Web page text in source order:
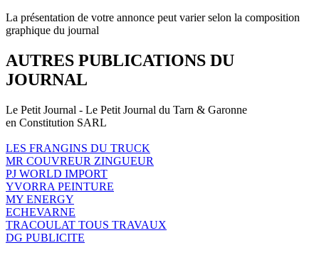
La présentation de votre annonce peut varier selon la composition
graphique du journal
AUTRES PUBLICATIONS DU
JOURNAL
Le Petit Journal - Le Petit Journal du Tarn & Garonne
en Constitution SARL
LES FRANGINS DU TRUCK
MR COUVREUR ZINGUEUR
PJ WORLD IMPORT
YVORRA PEINTURE
MY ENERGY
ECHEVARNE
TRACOULAT TOUS TRAVAUX
DG PUBLICITE